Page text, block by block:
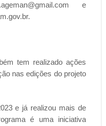
e
tem realizado ações
nas edições do projeto
e já realizou mais de
é uma iniciativa